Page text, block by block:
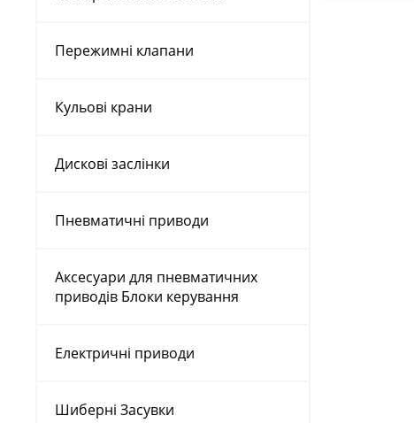
Пережимні клапани
Кульові крани
Дискові заслінки
Пневматичні приводи
Аксесуари для пневматичних
приводів Блоки керування
Електричні приводи
Шиберні Засувки